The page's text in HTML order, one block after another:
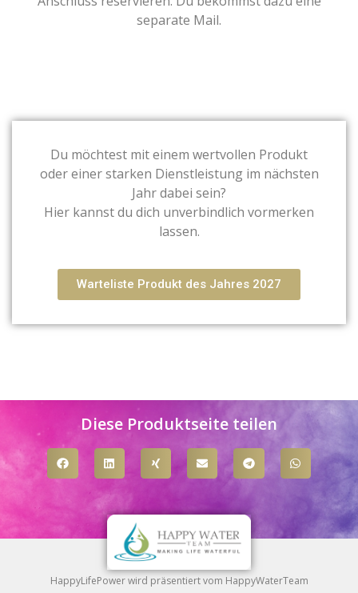
separate Mail.
Du möchtest mit einem wertvollen Produkt
oder einer starken Dienstleistung im nächsten
Jahr dabei sein?
Hier kannst du dich unverbindlich vormerken
lassen.
Warteliste Produkt des Jahres 2027
Diese Produktseite teilen
HappyLifePower wird präsentiert vom HappyWaterTeam